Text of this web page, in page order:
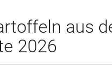
aus
2026